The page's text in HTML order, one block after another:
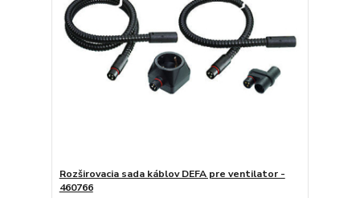
Rozširovacia sada káblov DEFA pre ventilator -
460766